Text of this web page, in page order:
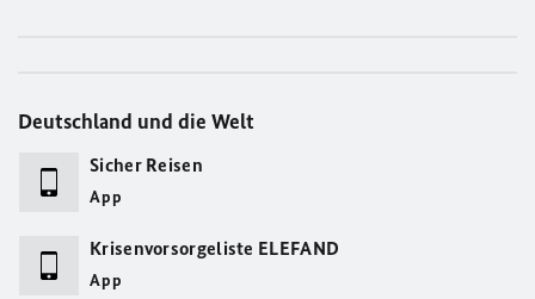
Deutschland und die Welt
Sicher Reisen
App
Krisenvorsorgeliste ELEFAND
App